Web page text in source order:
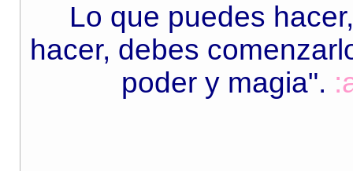
Lo que puedes
hacer, debes
poder y magia".